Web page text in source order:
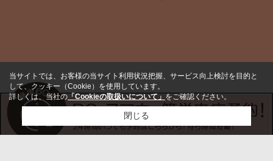
当サイトでは、お客様の当サイト利用状況把握、サービス向上検討を目的と
して、クッキー（Cookie）を使用しています。
詳しくは、当社の 「Cookieの取扱いについて」 をご確認ください。
閉じる